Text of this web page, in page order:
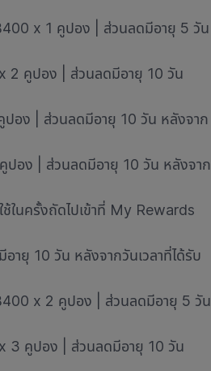
x 1 คูปอง | ส่วนลดมีอายุ 5 วัน
2 คูปอง | ส่วนลดมีอายุ 10 วัน
อง | ส่วนลดมีอายุ 10 วัน หลังจาก
อง | ส่วนลดมีอายุ 10 วัน หลังจาก
ช้ในครั้งถัดไปเข้าที่ My Rewards
ยุ 10 วัน หลังจากวันเวลาที่ได้รับ
x 2 คูปอง | ส่วนลดมีอายุ 5 วัน
3 คูปอง | ส่วนลดมีอายุ 10 วัน